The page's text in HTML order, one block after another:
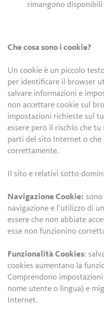
rimangono
Che cosa sono i cookie?
Un cookie è un piccolo
per identificare il browser
salvare informazioni e
non accettare cookie sul
impostazioni richieste sul
essere però il rischio che tu
parti del sito Internet o che
correttamente.
Il sito e relativi sotto-
Navigazione Cookie:
navigazione e l’utilizzo di
essere che non abbiate
esse non funzionino
Funzionalità Cookies:
cookies aumentano la
Comprendono
nome utente o lingua) e
Internet.